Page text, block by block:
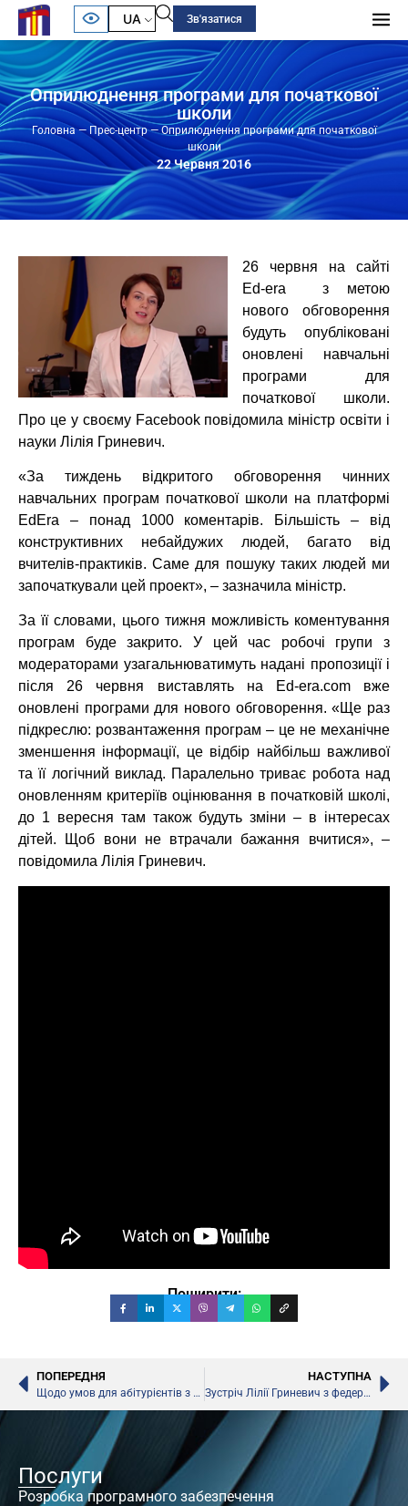
UA Зв'язатися
Оприлюднення програми для початкової
школи
Головна— Прес-центр—Оприлюднення програми для початкової
школи
22 Червня 2016
26 червня на сайті
Ed-era з метою
нового обговорення
будуть опубліковані
оновлені навчальні
програми для
початкової школи.
Про це у своєму Facebook повідомила міністр освіти і
науки Лілія Гриневич.
«За тиждень відкритого обговорення чинних
навчальних програм початкової школи на платформі
EdEra – понад 1000 коментарів. Більшість – від
конструктивних небайдужих людей, багато від
вчителів-практиків. Саме для пошуку таких людей ми
започаткували цей проект», – зазначила міністр.
За її словами, цього тижня можливість коментування
програм буде закрито. У цей час робочі групи з
модераторами узагальнюватимуть надані пропозиції і
після 26 червня виставлять на Ed-era.com вже
оновлені програми для нового обговорення. «Ще раз
підкреслю: розвантаження програм – це не механічне
зменшення інформації, це відбір найбільш важливої
та її логічний виклад. Паралельно триває робота над
оновленням критеріїв оцінювання в початковій школі,
до 1 вересня там також будуть зміни – в інтересах
дітей. Щоб вони не втрачали бажання вчитися», –
повідомила Лілія Гриневич.
Поширити:
ПОПЕРЕДНЯ
Щодо умов для абітурієнтів з Криму, – Лілія Гриневич
НАСТУПНА
Зустріч Лілії Гриневич з федеральним міністром освіти і досліджень Німеччини
Послуги
Розробка програмного забезпечення